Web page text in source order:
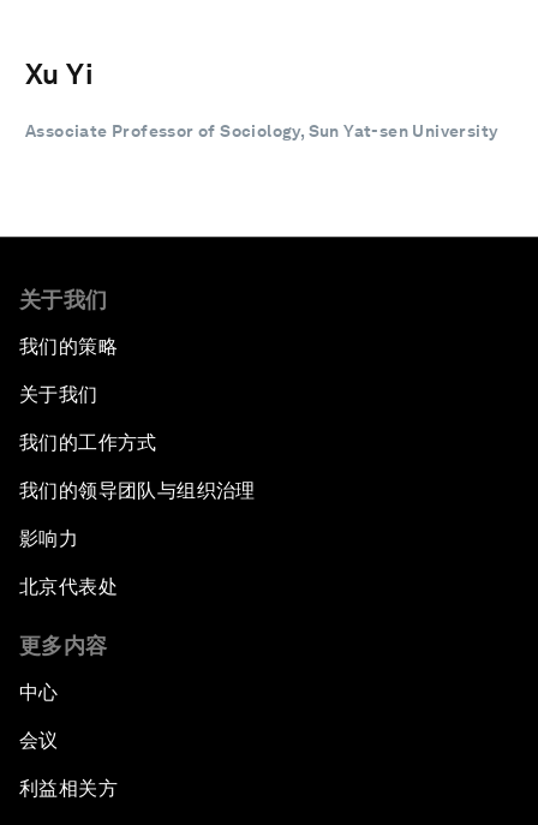
Xu Yi
Associate Professor of Sociology, Sun Yat-sen University
关于我们
我们的策略
关于我们
我们的工作方式
我们的领导团队与组织治理
影响力
北京代表处
更多内容
中心
会议
利益相关方